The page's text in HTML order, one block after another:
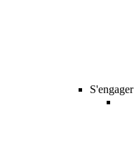
S'engager